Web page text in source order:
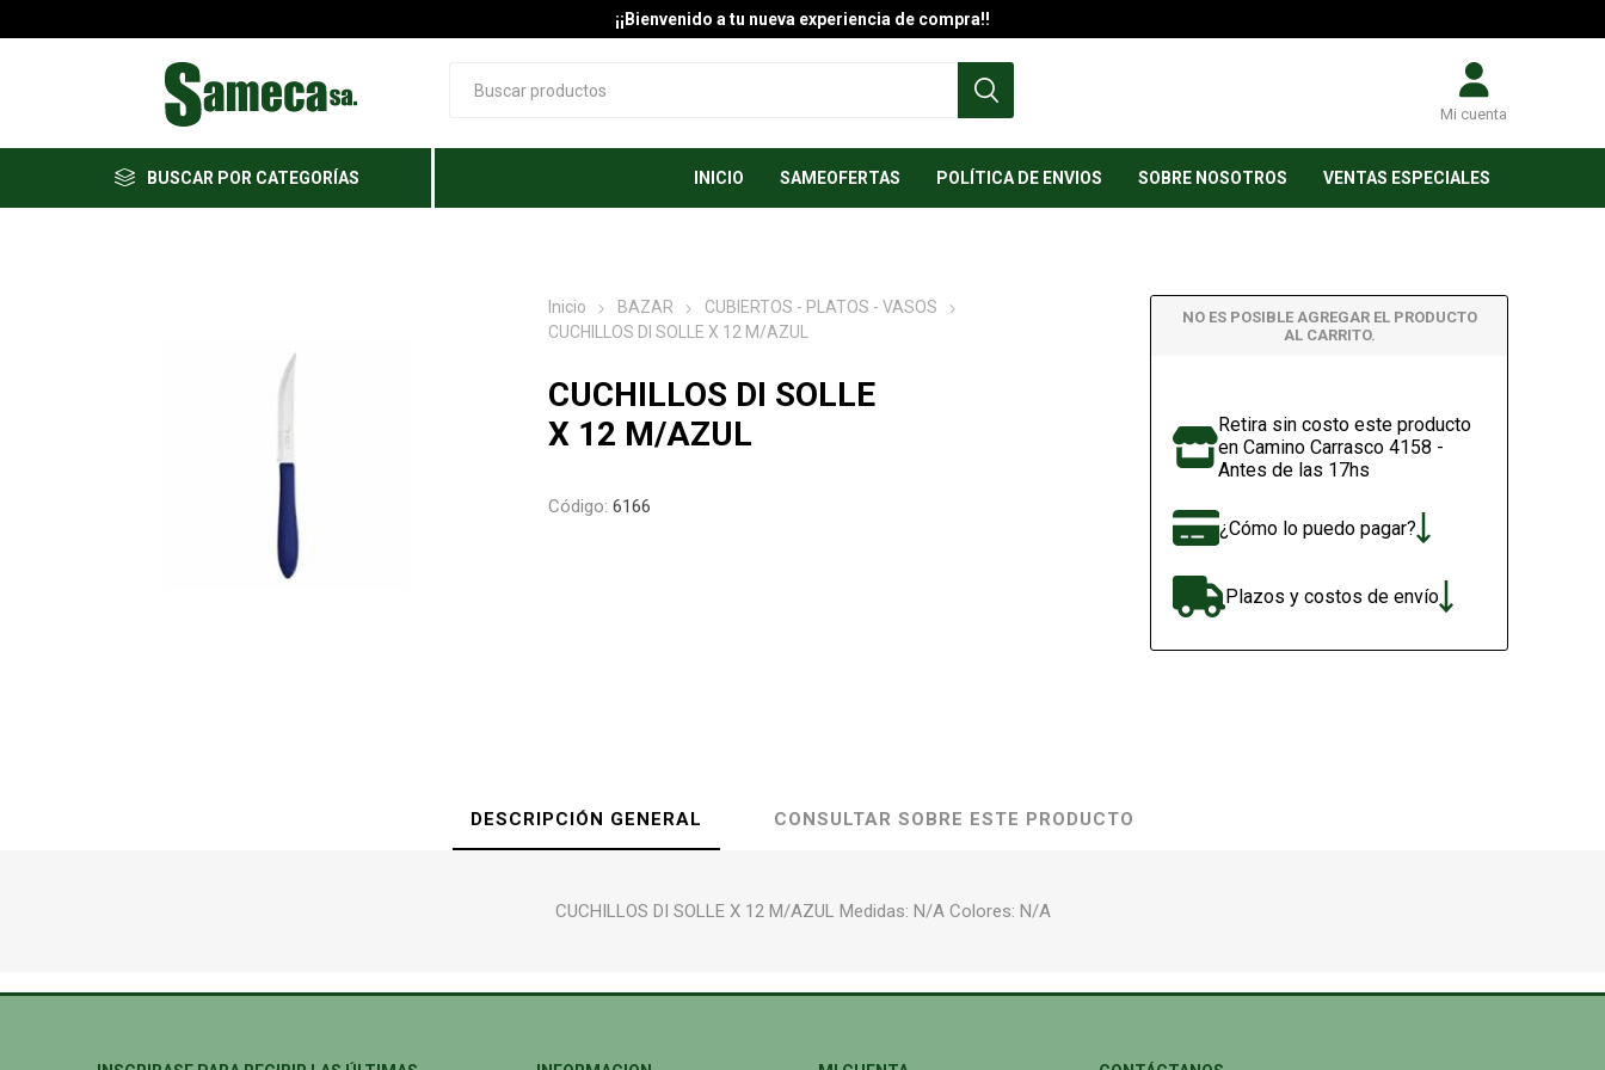
¡¡Bienvenido a tu nueva experiencia de compra!!
Mi cuenta
BUSCAR POR CATEGORÍAS INICIO SAMEOFERTAS POLÍTICA DE ENVIOS SOBRE NOSOTROS VENTAS ESPECIALES
Inicio BAZAR
CUBIERTOS - PLATOS - VASOS
CUCHILLOS DI SOLLE X 12 M/AZUL
CUCHILLOS DI SOLLE
X 12 M/AZUL
Código: 6166
NO ES POSIBLE AGREGAR EL PRODUCTO
AL CARRITO.
Retira sin costo este producto
en Camino Carrasco 4158 -
Antes de las 17hs
¿Cómo lo puedo pagar?
Plazos y costos de envío
DESCRIPCIÓN GENERAL CONSULTAR SOBRE ESTE PRODUCTO
CUCHILLOS DI SOLLE X 12 M/AZUL Medidas: N/A Colores: N/A